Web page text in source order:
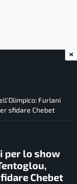
Furlani
sfidare Chebet
per lo show
Chebet
×